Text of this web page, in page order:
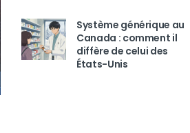
Système générique au
Canada : comment il
diffère de celui des
États-Unis